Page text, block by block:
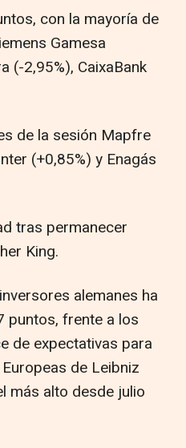
con la mayoría de
Gamesa
(-2,95%), CaixaBank
de la sesión Mapfre
(+0,85%) y Enagás
tras permanecer
King.
alemanes ha
puntos, frente a los
de expectativas para
de Leibniz
más alto desde julio